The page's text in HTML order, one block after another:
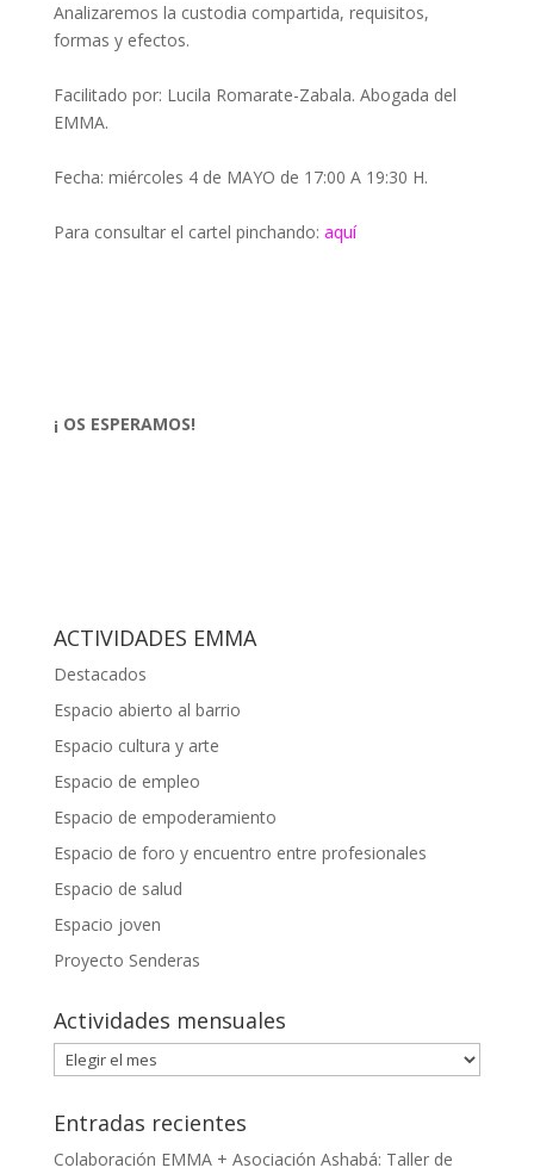
Analizaremos la custodia compartida, requisitos,
formas y efectos.
Facilitado por: Lucila Romarate-Zabala. Abogada del
EMMA.
Fecha: miércoles 4 de MAYO de 17:00 A 19:30 H.
Para consultar el cartel pinchando: aquí
¡ OS ESPERAMOS!
ACTIVIDADES EMMA
Destacados
Espacio abierto al barrio
Espacio cultura y arte
Espacio de empleo
Espacio de empoderamiento
Espacio de foro y encuentro entre profesionales
Espacio de salud
Espacio joven
Proyecto Senderas
Actividades mensuales
Actividades
mensuales
Entradas recientes
Colaboración EMMA + Asociación Ashabá: Taller de